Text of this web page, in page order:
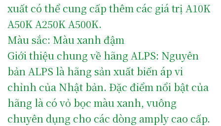
xuất có thể cung cấp thêm các giá trị A10K
A50K A250K A500K.
Màu sắc: Màu xanh đậm
Giới thiệu chung về hãng ALPS: Nguyên
bản ALPS là hãng sản xuất biến áp vi
chỉnh của Nhật bản. Đặc điểm nổi bật của
hãng là có vỏ bọc màu xanh, vuông
chuyên dụng cho các dòng amply cao cấp.